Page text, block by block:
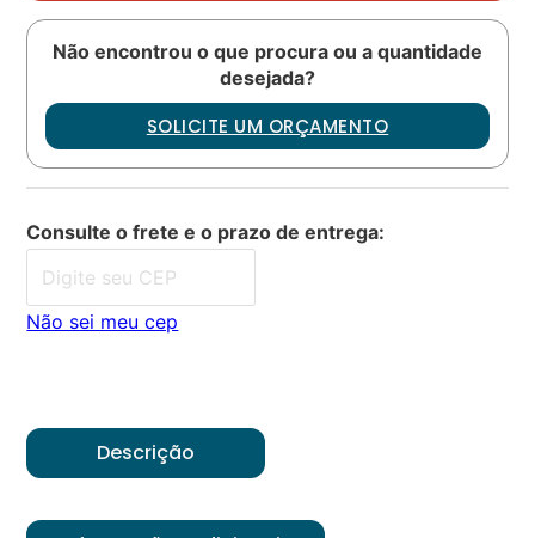
Não encontrou o que procura ou a quantidade
desejada?
SOLICITE UM ORÇAMENTO
Consulte o frete e o prazo de entrega:
Não sei meu cep
Descrição